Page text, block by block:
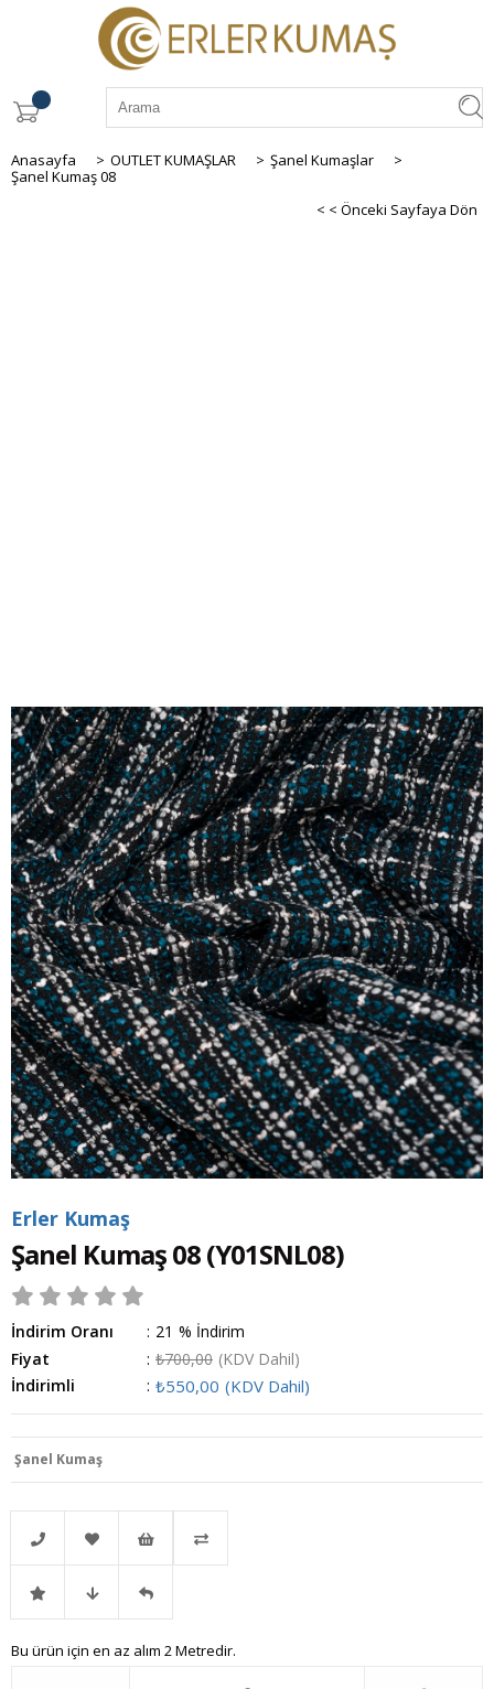
Anasayfa > OUTLET KUMAŞLAR > Şanel Kumaşlar
>
Şanel Kumaş 08
< < Önceki Sayfaya Dön
Erler Kumaş
Şanel Kumaş 08(Y01SNL08)
İndirim Oranı : %
21
İndirim
Fiyat
: ₺700,00 (KDV Dahil)
İndirimli
: ₺550,00 (KDV Dahil)
Şanel Kumaş
Telefonla
Sipariş
Favorilere
Ekle
İstek
Listeme
İndirimli Fiyat Gelince
Bu ürün için en az alım 2 Metredir.